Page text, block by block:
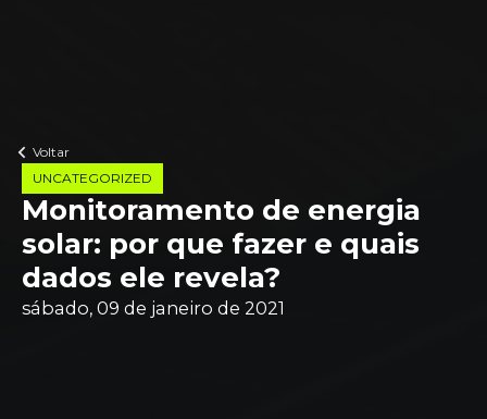
Voltar
UNCATEGORIZED
Monitoramento de energia
solar: por que fazer e quais
dados ele revela?
sábado, 09 de janeiro de 2021